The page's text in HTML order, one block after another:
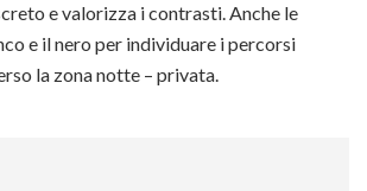
e valorizza i contrasti. Anche le
e il nero per individuare i percorsi
la zona notte – privata.